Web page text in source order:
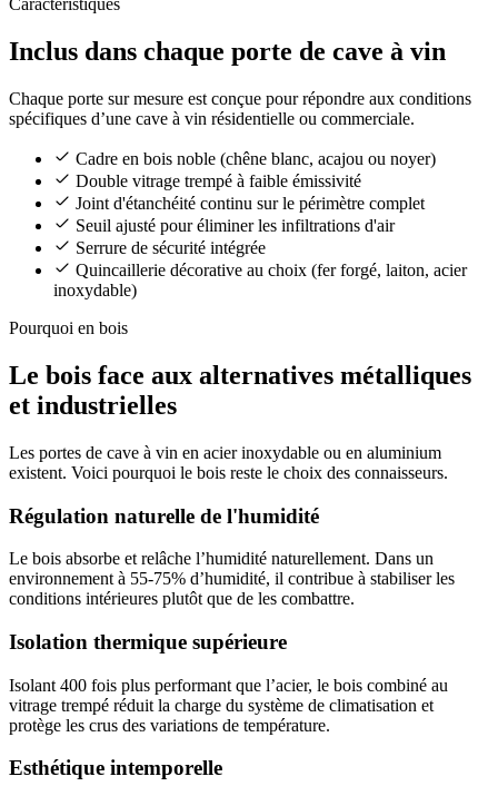
Caractéristiques
Inclus dans chaque porte de cave à vin
Chaque porte sur mesure est conçue pour répondre aux conditions
spécifiques d’une cave à vin résidentielle ou commerciale.
Cadre en bois noble (chêne blanc, acajou ou noyer)
Double vitrage trempé à faible émissivité
Joint d'étanchéité continu sur le périmètre complet
Seuil ajusté pour éliminer les infiltrations d'air
Serrure de sécurité intégrée
Quincaillerie décorative au choix (fer forgé, laiton, acier
inoxydable)
Pourquoi en bois
Le bois face aux alternatives métalliques
et industrielles
Les portes de cave à vin en acier inoxydable ou en aluminium
existent. Voici pourquoi le bois reste le choix des connaisseurs.
Régulation naturelle de l'humidité
Le bois absorbe et relâche l’humidité naturellement. Dans un
environnement à 55-75% d’humidité, il contribue à stabiliser les
conditions intérieures plutôt que de les combattre.
Isolation thermique supérieure
Isolant 400 fois plus performant que l’acier, le bois combiné au
vitrage trempé réduit la charge du système de climatisation et
protège les crus des variations de température.
Esthétique intemporelle